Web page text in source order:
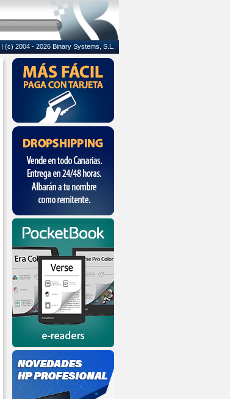
| (c) 2004 - 2026 Binary Systems, S.L.